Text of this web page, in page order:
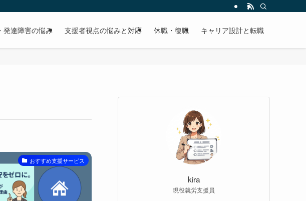
発達障害の悩み 支援者視点の悩みと対応 休職・復職 キャリア設計と転職
おすすめ支援サービス
kira
現役就労支援員